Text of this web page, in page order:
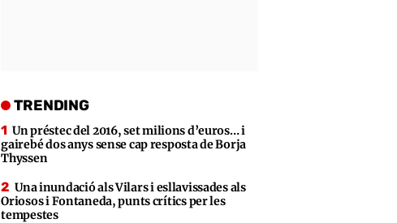
TRENDING
Un préstec del 2016, set milions d’euros… i
gairebé dos anys sense cap resposta de Borja
Thyssen
Una inundació als Vilars i esllavissades als
Oriosos i Fontaneda, punts crítics per les
tempestes